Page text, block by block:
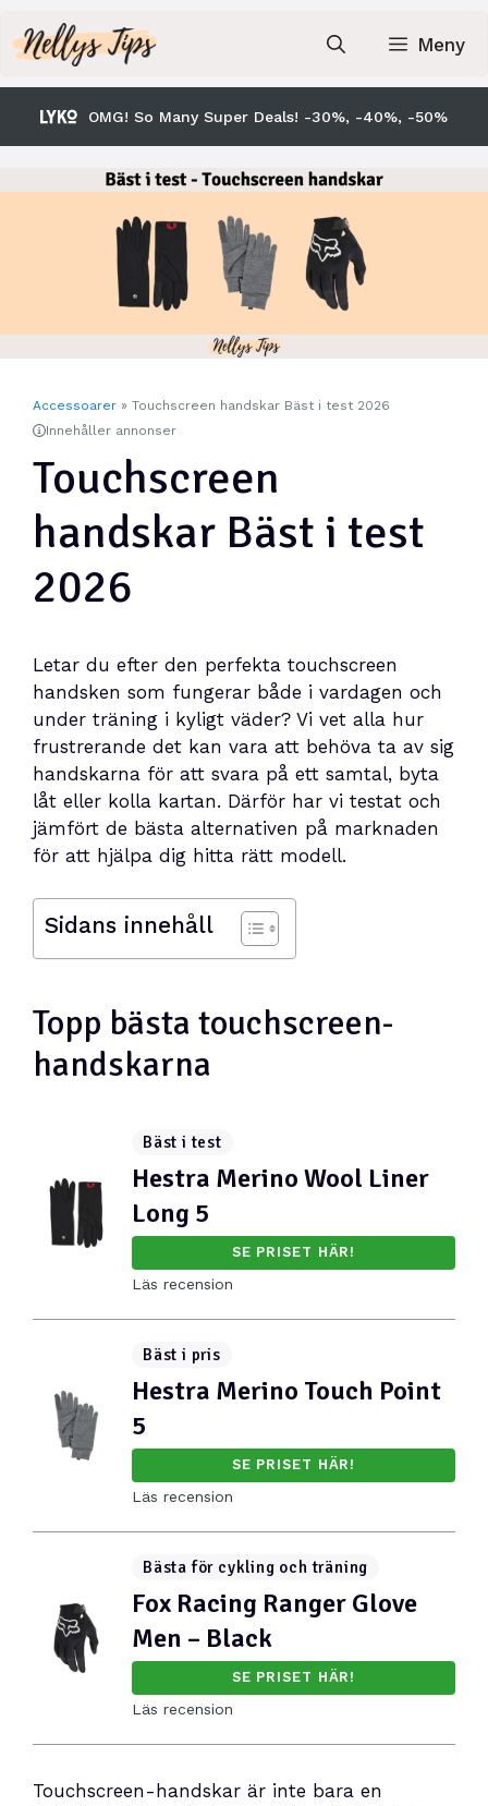
till
innehåll
Meny
OMG! So Many Super Deals! -30%, -40%, -50%
Accessoarer » Touchscreen handskar Bäst i test 2026
Innehåller annonser
Touchscreen
handskar Bäst i test
2026
Letar du efter den perfekta touchscreen
handsken som fungerar både i vardagen och
under träning i kyligt väder? Vi vet alla hur
frustrerande det kan vara att behöva ta av sig
handskarna för att svara på ett samtal, byta
låt eller kolla kartan. Därför har vi testat och
jämfört de bästa alternativen på marknaden
för att hjälpa dig hitta rätt modell.
Sidans innehåll
Topp bästa touchscreen-
handskarna
Bäst i test
Hestra Merino Wool Liner
Long 5
SE PRISET HÄR!
Läs recension
Bäst i pris
Hestra Merino Touch Point
5
SE PRISET HÄR!
Läs recension
Bästa för cykling och träning
Fox Racing Ranger Glove
Men – Black
SE PRISET HÄR!
Läs recension
Touchscreen-handskar är inte bara en